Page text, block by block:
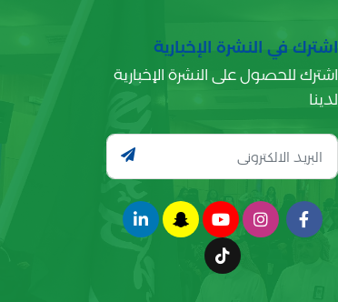
اشترك في النشرة الإخبارية
اشترك للحصول على النشرة الإخبارية
لدينا